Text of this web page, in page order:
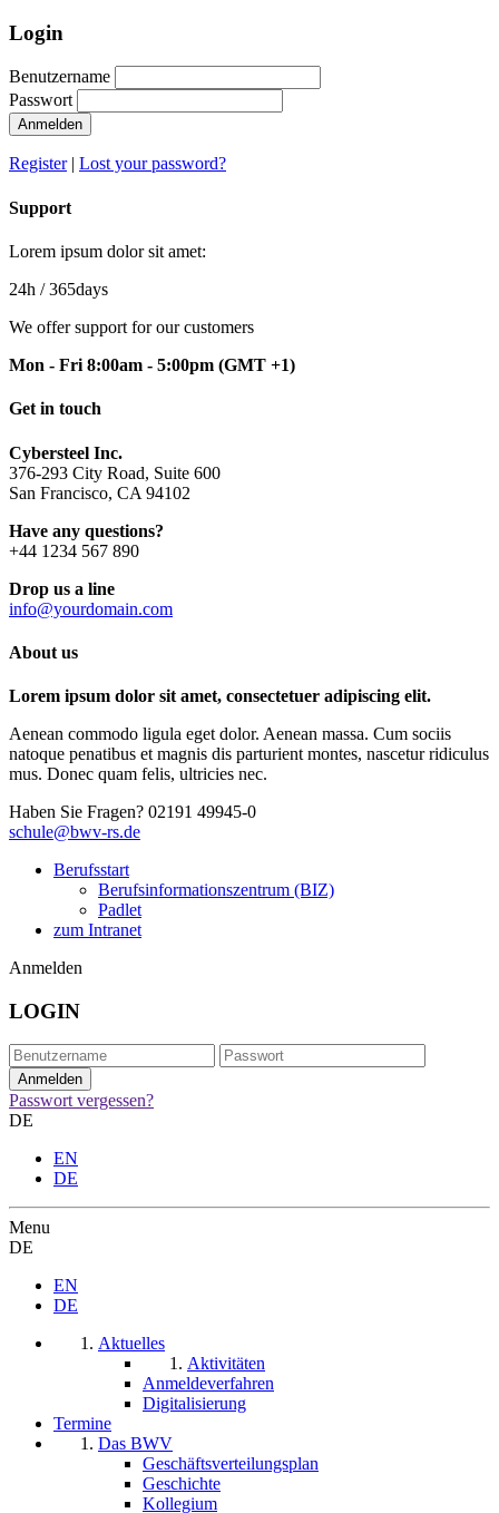
Login
Benutzername
Passwort
Anmelden
Register| Lost your password?
Support
Lorem ipsum dolor sit amet:
24h / 365days
We offer support for our customers
Mon - Fri 8:00am - 5:00pm (GMT +1)
Get in touch
Cybersteel Inc.
376-293 City Road, Suite 600
San Francisco, CA 94102
Have any questions?
+44 1234 567 890
Drop us a line
info@yourdomain.com
About us
Lorem ipsum dolor sit amet, consectetuer adipiscing elit.
Aenean commodo ligula eget dolor. Aenean massa. Cum sociis
natoque penatibus et magnis dis parturient montes, nascetur ridiculus
mus. Donec quam felis, ultricies nec.
Haben Sie Fragen? 02191 49945-0
schule@bwv-rs.de
Berufsstart
Berufsinformationszentrum (BIZ)
Padlet
zum Intranet
Anmelden
LOGIN
Passwort vergessen?
DE
EN
DE
Menu
DE
EN
DE
Aktuelles
Aktivitäten
Anmeldeverfahren
Digitalisierung
Termine
Das BWV
Geschäftsverteilungsplan
Geschichte
Kollegium